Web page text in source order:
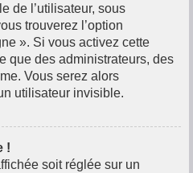
de l’utilisateur, sous
trouverez l’option
». Si vous activez cette
que des administrateurs, des
Vous serez alors
utilisateur invisible.
!
soit réglée sur un